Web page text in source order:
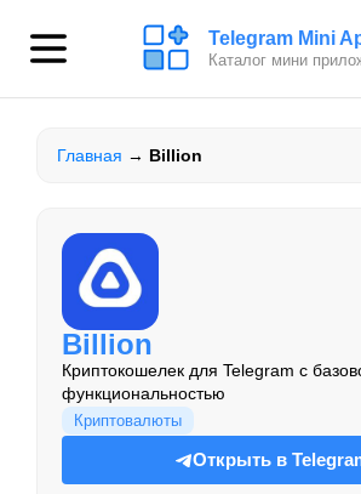
Telegram Mini
Каталог мини
Главная → Billion
Billion
Криптокошелек для Telegram с
функциональностью
Криптовалюты
Открыть в